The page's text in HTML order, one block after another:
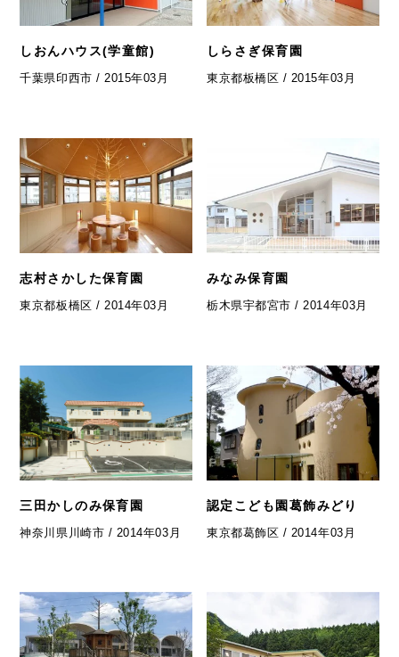
しおんハウス(学童館)
千葉県印西市 / 2015年03月
しらさぎ保育園
東京都板橋区 / 2015年03月
志村さかした保育園
東京都板橋区 / 2014年03月
みなみ保育園
栃木県宇都宮市 / 2014年03月
三田かしのみ保育園
神奈川県川崎市 / 2014年03月
認定こども園葛飾みどり
東京都葛飾区 / 2014年03月